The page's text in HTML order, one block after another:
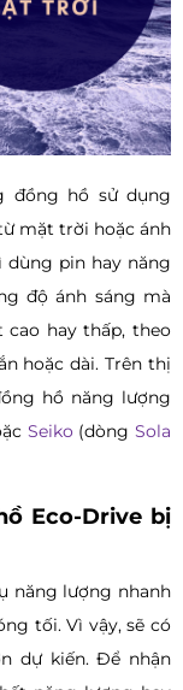
đồng hồ sử dụng
mặt trời hoặc ánh
pin hay năng
độ ánh sáng mà
cao hay thấp, theo
hoặc dài. Trên thị
hồ năng lượng
Seiko (dòngSola
Eco-Drive bị
năng lượng nhanh
tối. Vì vậy, sẽ có
dự kiến. Để nhận